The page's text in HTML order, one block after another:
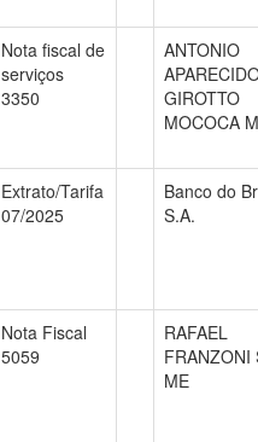
Nota fiscal de
serviços
3350
ANTONIO
GIROTTO
MOCOCA
Extrato/Tarifa
07/2025
Banco do
S.A.
Nota Fiscal
5059
RAFAEL
FRANZONI
ME